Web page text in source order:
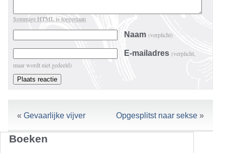
Sommige HTML is toegestaan
Naam (verplicht)
E-mailadres (verplicht,
maar wordt niet gedeeld)
« Gevaarlijke vijver Opgesplitst naar sekse»
Boeken